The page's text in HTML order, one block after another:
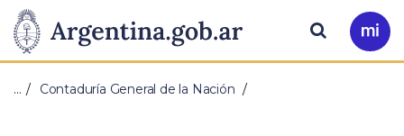
Presidencia
de
Pasar al contenido principal
Ir
a
Buscar
… Contaduría General de la Nación